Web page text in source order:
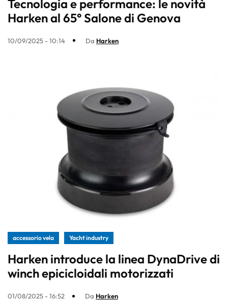
Tecnologia e performance: le novità
Harken al 65° Salone di Genova
10/09/2025 - 10:14 Da Harken
accessorio vela Yacht industry
Harken introduce la linea DynaDrive di
winch epicicloidali motorizzati
01/08/2025 - 16:52 Da Harken